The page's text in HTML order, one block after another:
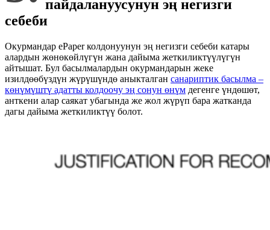
пайдалануусунун эң негизги
себеби
Окурмандар ePaper колдонуунун эң негизги себеби катары
алардын жөнөкөйлүгүн жана дайыма жеткиликтүүлүгүн
айтышат. Бул басылмалардын окурмандарын жеке
изилдөөбүздүн жүрүшүндө аныкталган санариптик басылма –
көнүмүштү адатты колдоочу эң сонун өнүм дегенге үндөшөт,
анткени алар саякат убагында же жол жүрүп бара жатканда
дагы дайыма жеткиликтүү болот.